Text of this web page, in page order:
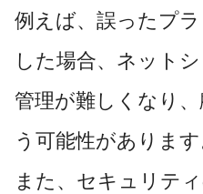
例えば、誤ったプ
した場合、ネット
管理が難しくなり
う可能性があります
また、セキュリテ